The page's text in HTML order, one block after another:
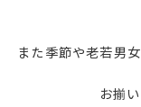
また季節や老若男
お揃